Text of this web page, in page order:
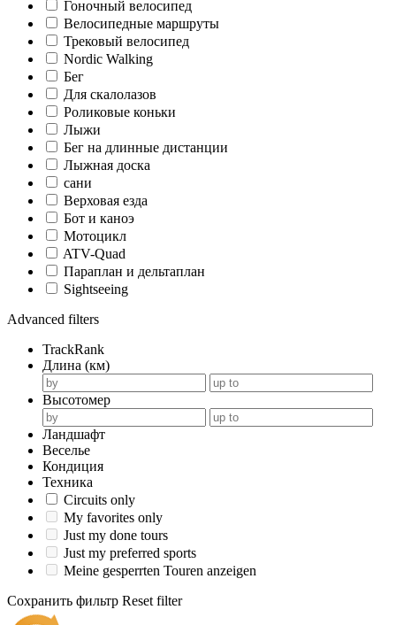
Гоночный велосипед
Велосипедные маршруты
Трековый велосипед
Nordic Walking
Бег
Для скалолазов
Роликовые коньки
Лыжи
Бег на длинные дистанции
Лыжная доска
сани
Верховая езда
Бот и каноэ
Мотоцикл
ATV-Quad
Параплан и дельтаплан
Sightseeing
Advanced filters
TrackRank
Длина (км)
Высотомер
Ландшафт
Веселье
Кондиция
Техника
Circuits only
My favorites only
Just my done tours
Just my preferred sports
Meine gesperrten Touren anzeigen
Сохранить фильтр Reset filter